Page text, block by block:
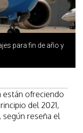
para fin de año y
están ofreciendo
del 2021,
según reseña el